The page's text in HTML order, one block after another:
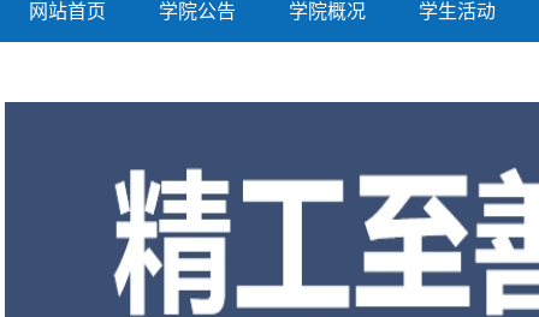
网站首页 学院公告 学院概况 学生活动